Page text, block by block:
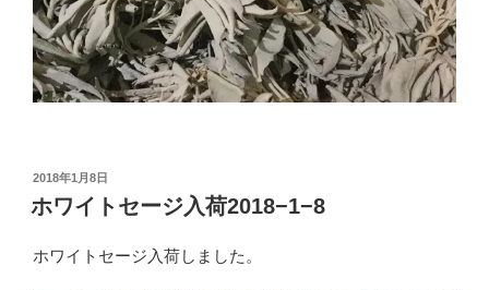
投
稿
日:
2018年1月8日
ホワイトセージ入荷2018−1−8
ホワイトセージ入荷しました。